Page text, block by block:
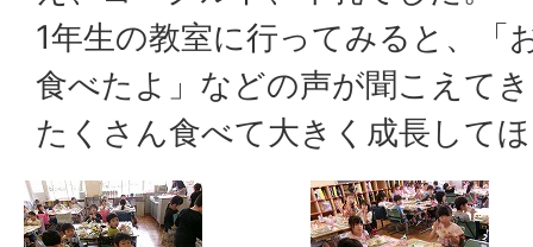
1年生の教室に行ってみると、「
食べたよ」などの声が聞こえて
たくさん食べて大きく成長して